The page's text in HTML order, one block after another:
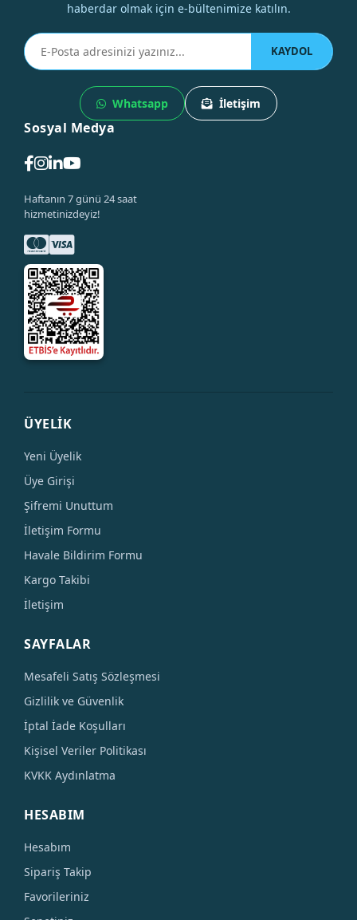
haberdar olmak için e-bültenimize katılın.
KAYDOL
Whatsapp İletişim
Sosyal Medya
Haftanın 7 günü 24 saat
hizmetinizdeyiz!
ÜYELİK
Yeni Üyelik
Üye Girişi
Şifremi Unuttum
İletişim Formu
Havale Bildirim Formu
Kargo Takibi
İletişim
SAYFALAR
Mesafeli Satış Sözleşmesi
Gizlilik ve Güvenlik
İptal İade Koşulları
Kişisel Veriler Politikası
KVKK Aydınlatma
HESABIM
Hesabım
Sipariş Takip
Favorileriniz